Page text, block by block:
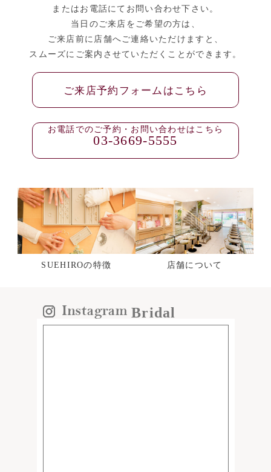
またはお電話にてお問い合わせ下さい。
当日のご来店をご希望の方は、
ご来店前に店舗へご連絡いただけますと、
スムーズにご案内させていただくことができます。
ご来店予約フォームはこちら
お電話でのご予約・お問い合わせはこちら
03-3669-5555
SUEHIROの特徴 店舗について
Bridal